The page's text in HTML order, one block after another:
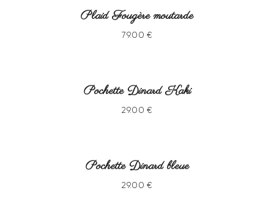
Plaid Fougère moutarde
79.00 €
Pochette Dinard Kaki
29.00 €
Pochette Dinard bleue
29.00 €